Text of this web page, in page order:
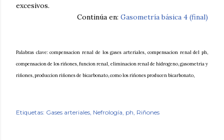
excesivos.
Continúa en: Gasometría básica 4 (final)
Palabras clave: compensacion renal de los gases arteriales, compensacion renal del ph,
compensacion de los riñones, funcion renal, eliminacion renal de hidrogeno, gasometria y
riñones, produccion riñones de bicarbonato, como los riñones producen bicarbonato,
Etiquetas: Gases arteriales Nefrología ph Riñones